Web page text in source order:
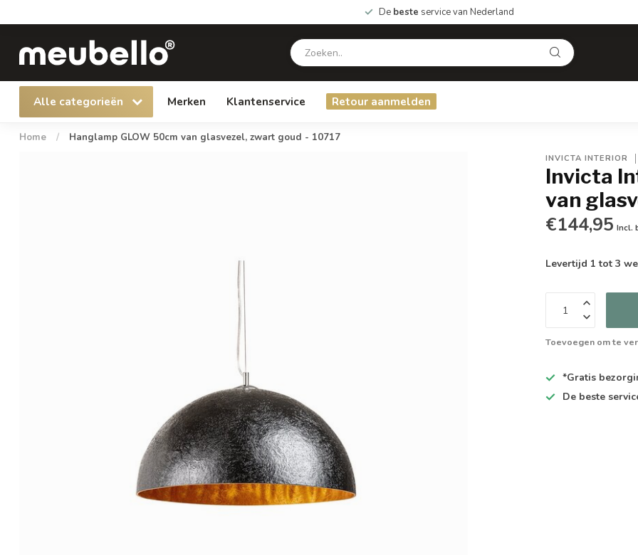
De beste service van Nederland
Alle categorieën Merken Klantenservice Retour aanmelden
Home / Hanglamp GLOW 50cm van glasvezel, zwart goud - 10717
INVICTA INTERIOR
Invicta
van
€144,95 Incl.
Levertijd 1 tot 3
Toevoegen om te
*Gratis
De beste